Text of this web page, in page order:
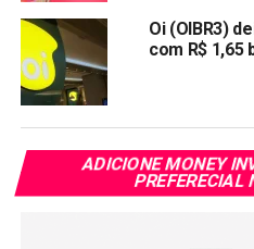
Ações Magazine Luiza
Compartilhar:
Copy
Link
Twitter
Oi (OIBR3)
com R$ 1,65
ADICIONE MONEY
PREFERECIAL